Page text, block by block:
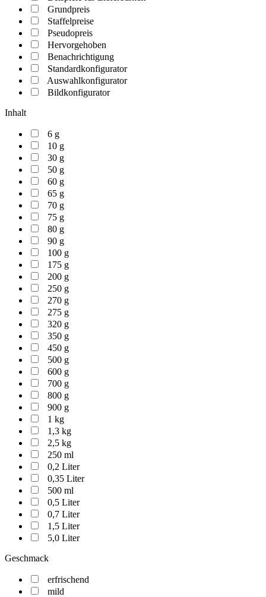
Grundpreis
Staffelpreise
Pseudopreis
Hervorgehoben
Benachrichtigung
Standardkonfigurator
Auswahlkonfigurator
Bildkonfigurator
Inhalt
6 g
10 g
30 g
50 g
60 g
65 g
70 g
75 g
80 g
90 g
100 g
175 g
200 g
250 g
270 g
275 g
320 g
350 g
450 g
500 g
600 g
700 g
800 g
900 g
1 kg
1,3 kg
2,5 kg
250 ml
0,2 Liter
0,35 Liter
500 ml
0,5 Liter
0,7 Liter
1,5 Liter
5,0 Liter
Geschmack
erfrischend
mild